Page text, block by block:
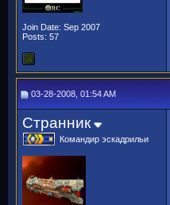
Join Date: Sep 2007
Posts: 57
03-28-2008, 01:54 AM
Странник
Командир эскадрильи